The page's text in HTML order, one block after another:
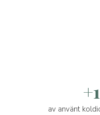
av använt